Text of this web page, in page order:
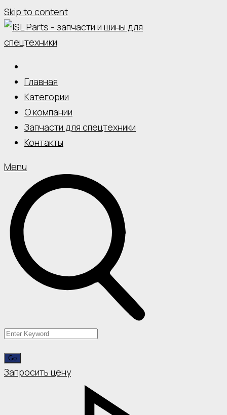
Skip to content
Главная
Категории
О компании
Запчасти для спецтехники
Контакты
Menu
Запросить цену